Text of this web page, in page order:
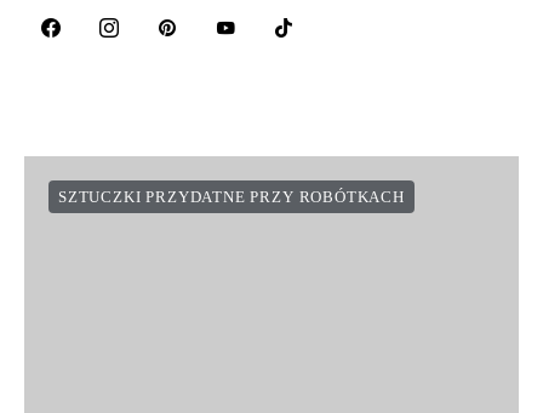
SZTUCZKI PRZYDATNE PRZY ROBÓTKACH